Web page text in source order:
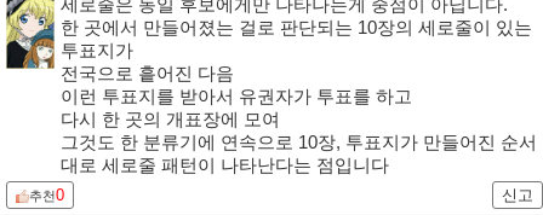
세로줄은 동일 후보에게만 나타나는게 중점이 아닙니다.
한 곳에서 만들어졌는 걸로 판단되는 10장의 세로줄이 있는
투표지가
전국으로 흩어진 다음
이런 투표지를 받아서 유권자가 투표를 하고
다시 한 곳의 개표장에 모여
그것도 한 분류기에 연속으로 10장, 투표지가 만들어진 순서
대로 세로줄 패턴이 나타난다는 점입니다
추천0 신고